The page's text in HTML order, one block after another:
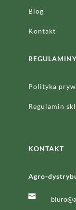
Blog
Kontakt
REGULAMINY
Polityka
Regulamin
KONTAKT
Agro-
